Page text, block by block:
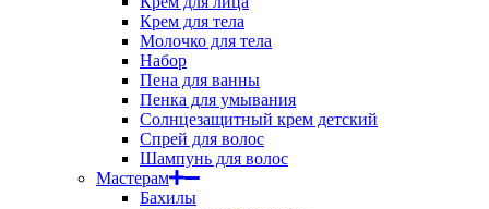
Крем для тела
Молочко для тела
Набор
Пена для ванны
Пенка для умывания
Солнцезащитный крем детский
Спрей для волос
Шампунь для волос
Мастерам
Бахилы